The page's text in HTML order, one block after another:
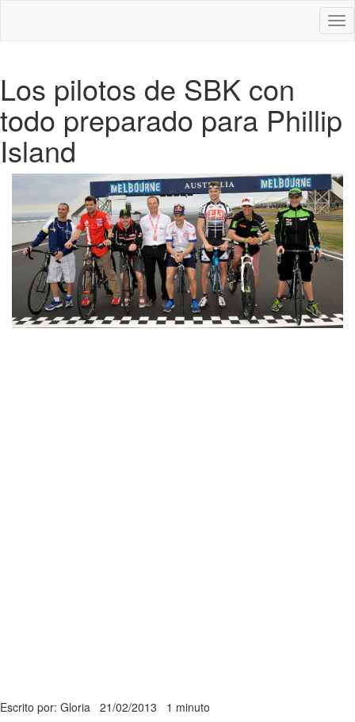
Los pilotos de SBK con
todo preparado para Phillip
Island
Escrito por: Gloria 21/02/2013 1 minuto